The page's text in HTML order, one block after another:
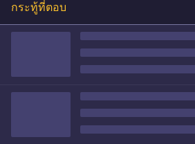
กระทู้ที่ตอบ